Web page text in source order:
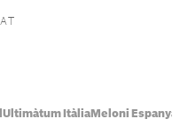
Ultimàtum ItàliaMeloni Espanya